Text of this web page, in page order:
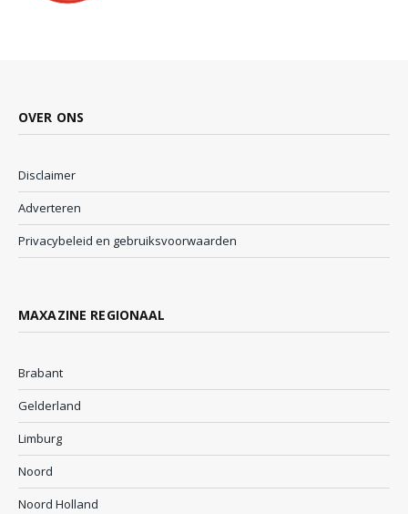
OVER ONS
Disclaimer
Adverteren
Privacybeleid en gebruiksvoorwaarden
MAXAZINE REGIONAAL
Brabant
Gelderland
Limburg
Noord
Noord Holland